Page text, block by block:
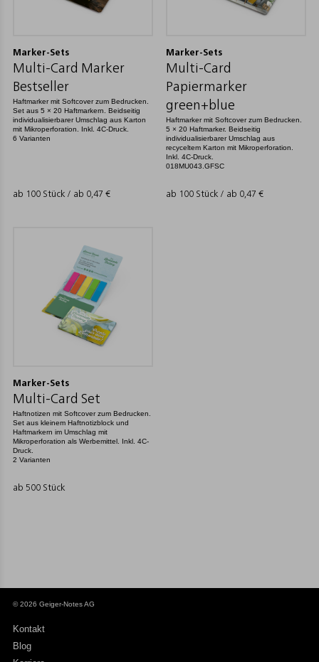
Marker-Sets
Multi-Card Marker
Bestseller
Haftmarker mit Softcover zum Bedrucken.
Set aus 5 × 20 Haftmarkern. Beidseitig
individualisierbarer Umschlag aus Karton
mit Mikroperforation. Inkl. 4C-Druck.
6 Varianten
ab 100 Stück / ab 0,47 €
Marker-Sets
Multi-Card
Papiermarker
green+blue
Haftmarker mit Softcover zum Bedrucken.
5 × 20 Haftmarker. Beidseitig
individualisierbarer Umschlag aus
recyceltem Karton mit Mikroperforation.
Inkl. 4C-Druck.
018MU043.GFSC
ab 100 Stück / ab 0,47 €
Marker-Sets
Multi-Card Set
Haftnotizen mit Softcover zum Bedrucken.
Set aus kleinem Haftnotizblock und
Haftmarkern im Umschlag mit
Mikroperforation als Werbemittel. Inkl. 4C-
Druck.
2 Varianten
ab 500 Stück
© 2026 Geiger-Notes AG
Kontakt
Blog